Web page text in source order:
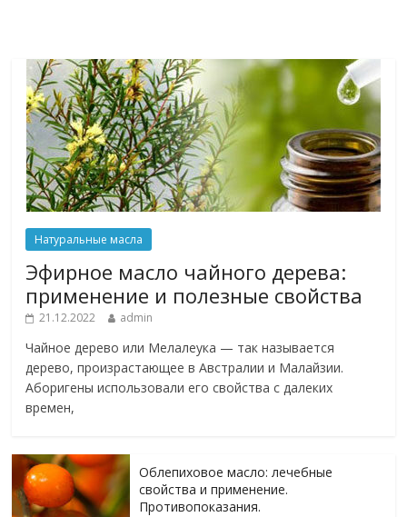
Натуральные масла
Эфирное масло чайного дерева:
применение и полезные свойства
21.12.2022 admin
Чайное дерево или Мелалеука — так называется
дерево, произрастающее в Австралии и Малайзии.
Аборигены использовали его свойства с далеких
времен,
Облепиховое масло: лечебные
свойства и применение.
Противопоказания.